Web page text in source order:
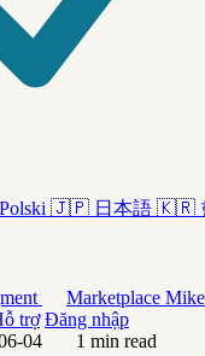
Polski 🇯🇵 日本語 🇰🇷
Marketplace Mike
trợ Đăng nhập
04 1 min read